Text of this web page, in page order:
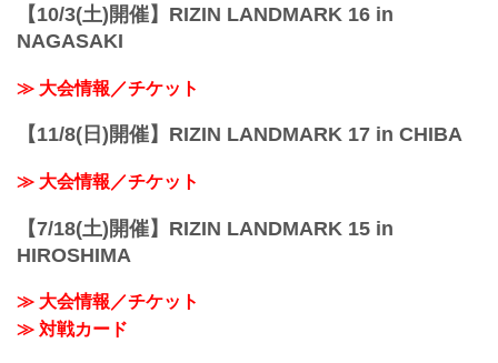
【10/3(土)開催】RIZIN LANDMARK 16 in
NAGASAKI
≫ 大会情報／チケット
【11/8(日)開催】RIZIN LANDMARK 17 in CHIBA
≫ 大会情報／チケット
【7/18(土)開催】RIZIN LANDMARK 15 in
HIROSHIMA
≫ 大会情報／チケット
≫ 対戦カード